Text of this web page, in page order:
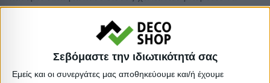
Σεβόμαστε την ιδιωτικότητά σας
Εμείς και οι συνεργάτες μας αποθηκεύουμε και/ή έχουμε
δυνατά το κάτω μέρος που είναι βαμβακερό, αλλά να το
ΠΛΕΟΝΕΚΤΗΜΑΤΑ: